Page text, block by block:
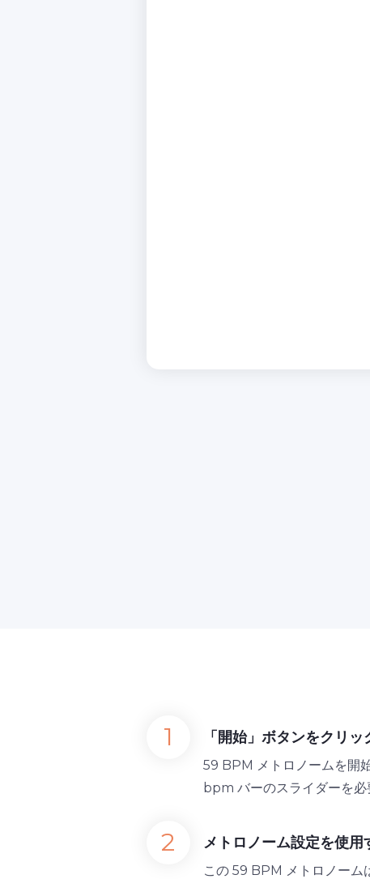
「開始」ボタンをクリッ
59 BPM メトロノームを開
bpm バーのスライダーを必
メトロノーム設定を使用
この 59 BPM メトロノーム